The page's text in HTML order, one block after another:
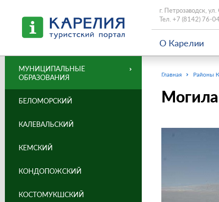
г. Петрозаводск,
Тел. +7 (8142) 76-
О Карелии
Главная Районы
МУНИЦИПАЛЬНЫЕ
ОБРАЗОВАНИЯ
БЕЛОМОРСКИЙ
КАЛЕВАЛЬСКИЙ
КЕМСКИЙ
КОНДОПОЖСКИЙ
КОСТОМУКШСКИЙ